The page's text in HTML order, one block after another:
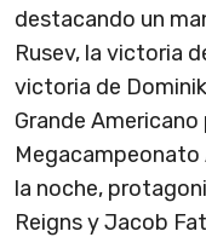
destacando un
Rusev, la victoria
victoria de
Grande
Megacampeonato
la noche,
Reigns y Jacob